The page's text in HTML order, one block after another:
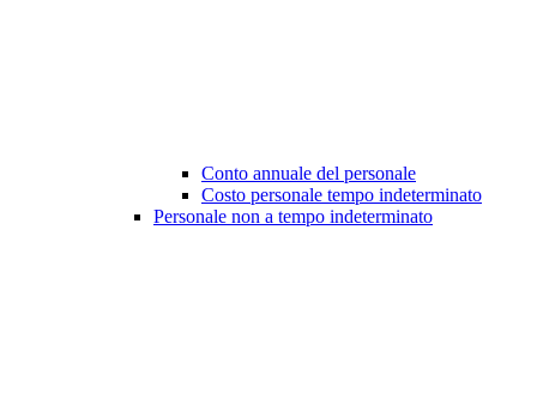
Conto annuale del personale
Costo personale tempo indeterminato
Personale non a tempo indeterminato